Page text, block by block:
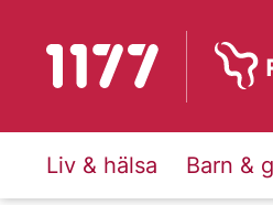
Till startsidan för 1177
Liv & hälsa Barn &